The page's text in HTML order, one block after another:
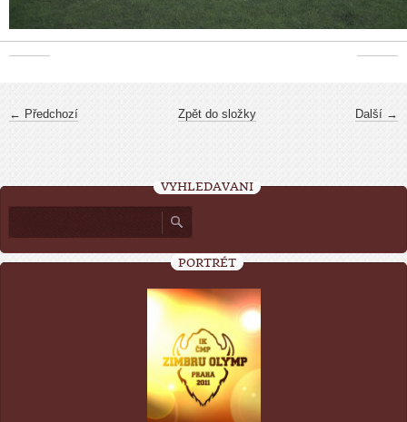
← Předchozí Další →
Zpět do složky
VYHLEDÁVÁNÍ
PORTRÉT